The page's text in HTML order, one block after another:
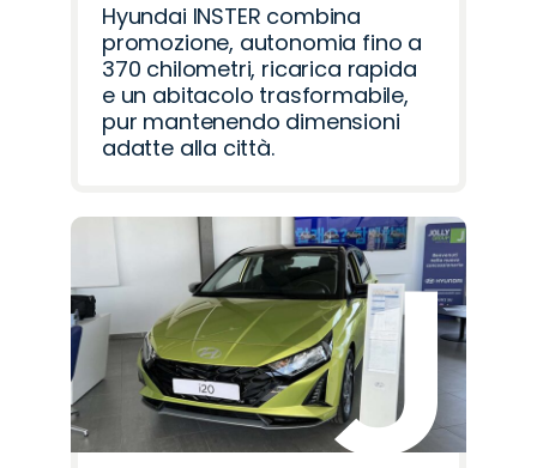
Hyundai INSTER combina
promozione, autonomia fino a
370 chilometri, ricarica rapida
e un abitacolo trasformabile,
pur mantenendo dimensioni
adatte alla città.